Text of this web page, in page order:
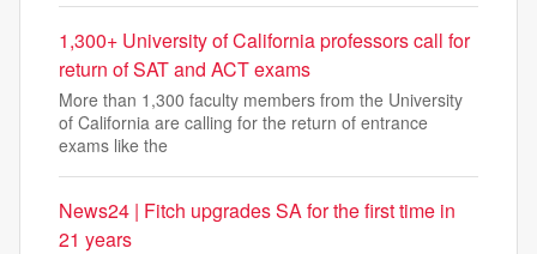
1,300+ University of California professors call for
return of SAT and ACT exams
More than 1,300 faculty members from the University
of California are calling for the return of entrance
exams like the
News24 | Fitch upgrades SA for the first time in
21 years